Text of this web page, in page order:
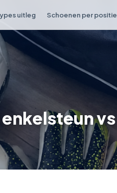
uitleg Schoenen per positie
vs